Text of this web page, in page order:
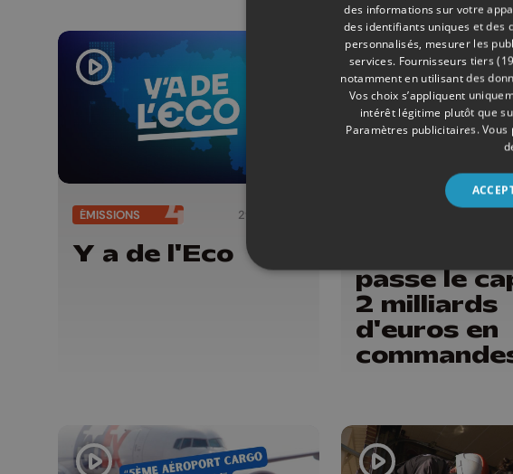
ÉMISSIONS 29/04/2026
Y a de l'Eco
passe le
2 milliards
d'euros en
des informations sur votre
des identifiants uniques et des
personnalisés, mesurer les
services. Fournisseurs tiers
notamment en utilisant des
Vos choix s’appliquent
intérêt légitime plutôt que
Paramètres publicitaires.